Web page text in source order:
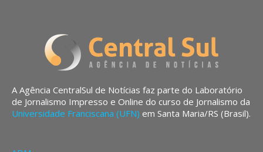
A Agência CentralSul de Notícias faz parte do Laboratório
de Jornalismo Impresso e Online do curso de Jornalismo da
Universidade Franciscana (UFN) em Santa Maria/RS (Brasil).